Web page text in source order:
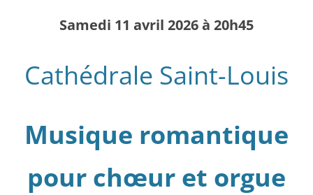
Samedi 11 avril 2026 à 20h45
Cathédrale Saint-Louis
Musique romantique
pour chœur et orgue